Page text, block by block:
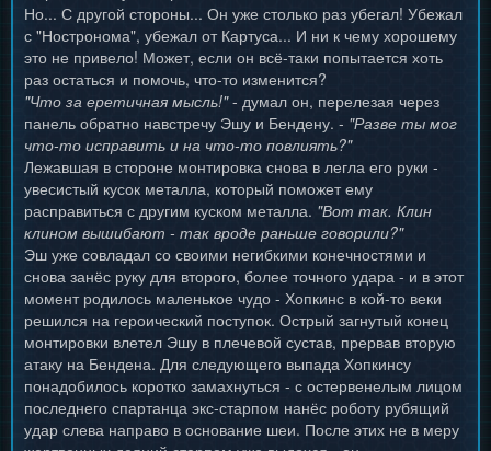
Но... С другой стороны... Он уже столько раз убегал! Убежал
с "Ностронома", убежал от Картуса... И ни к чему хорошему
это не привело! Может, если он всё-таки попытается хоть
раз остаться и помочь, что-то изменится?
"Что за еретичная мысль!"- думал он, перелезая через
панель обратно навстречу Эшу и Бендену. - "Разве ты мог
что-то исправить и на что-то повлиять?"
Лежавшая в стороне монтировка снова в легла его руки -
увесистый кусок металла, который поможет ему
расправиться с другим куском металла. "Вот так. Клин
клином вышибают - так вроде раньше говорили?"
Эш уже совладал со своими негибкими конечностями и
снова занёс руку для второго, более точного удара - и в этот
момент родилось маленькое чудо - Хопкинс в кой-то веки
решился на героический поступок. Острый загнутый конец
монтировки влетел Эшу в плечевой сустав, прервав вторую
атаку на Бендена. Для следующего выпада Хопкинсу
понадобилось коротко замахнуться - с остервенелым лицом
последнего спартанца экс-старпом нанёс роботу рубящий
удар слева направо в основание шеи. После этих не в меру